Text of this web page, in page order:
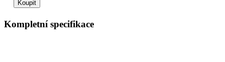
Kompletní specifikace